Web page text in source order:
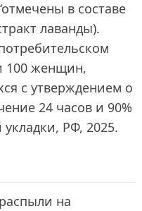
в составе
лаванды).
100 женщин,
с утверждением о
24 часов и 90%
РФ, 2025.
на